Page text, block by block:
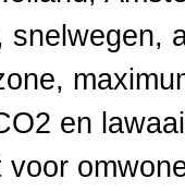
snelwegen,
en
voor